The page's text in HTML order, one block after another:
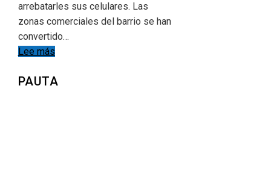
arrebatarles sus celulares. Las
zonas comerciales del barrio se han
convertido…
Lee más
PAUTA